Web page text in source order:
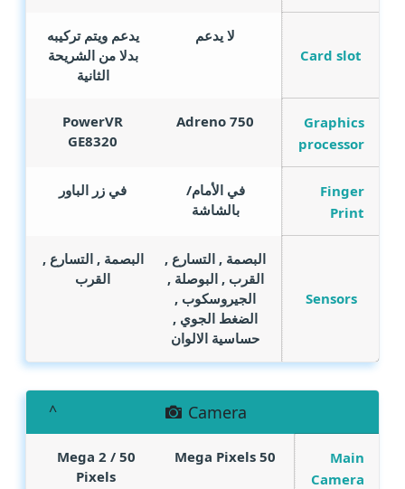
Card slot
لا يدعم
يدعم ويتم تركيبه
بدلا من الشريحة
الثانية
Graphics
processor
Adreno 750
PowerVR
GE8320
Finger
Print
في الأمام/
بالشاشة
في زر الباور
Sensors
البصمة , التسارع ,
القرب , البوصلة ,
الجيروسكوب ,
الضغط الجوي ,
حساسية الالوان
البصمة , التسارع ,
القرب
Camera
Main
Camera
50
Mega Pixels
50 / 2
Mega
Pixels